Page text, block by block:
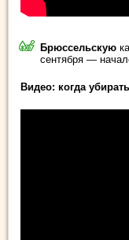
Брюссельскую
сентября —
Видео: когда